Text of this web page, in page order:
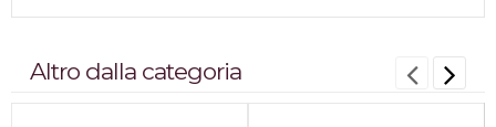
Altro dalla categoria